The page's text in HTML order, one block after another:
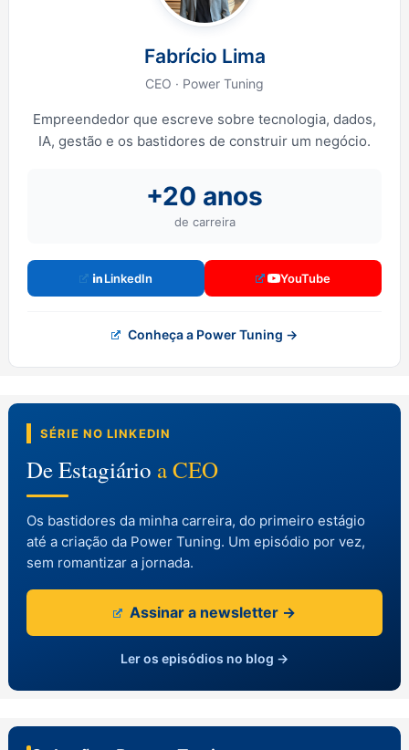
Fabrício Lima
CEO · Power Tuning
Empreendedor que escreve sobre tecnologia, dados,
IA, gestão e os bastidores de construir um negócio.
+20 anos
de carreira
LinkedIn YouTube
Conheça a Power Tuning →
SÉRIE NO LINKEDIN
De Estagiário a CEO
Os bastidores da minha carreira, do primeiro estágio
até a criação da Power Tuning. Um episódio por vez,
sem romantizar a jornada.
Assinar a newsletter →
Ler os episódios no blog →